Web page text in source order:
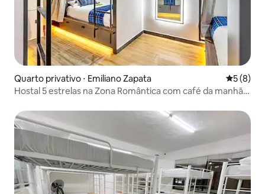
Quarto privativo ⋅ Emiliano Zapata 5 de
5 (8)
Hostal 5 estrelas na Zona Romântica com café da manhã